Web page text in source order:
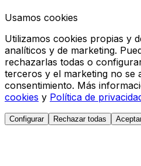
Usamos cookies
Utilizamos cookies propias y
analíticos y de marketing.
rechazarlas todas o
terceros y el marketing no se
consentimiento. Más
cookies y Política de
Configurar Rechazar todas